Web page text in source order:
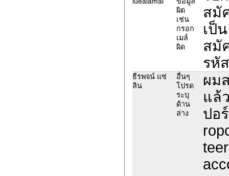
ผิด
เช่น
กรอก
เมล์
ผิด
สมั
เป็
สมั
รหั
ธีรพจน์ แซ่
ลิน
อื่นๆ
โปรด
ระบุ
ด้าน
ล่าง
ผม
แล้
ปอ